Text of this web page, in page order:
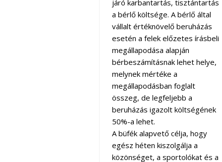
járó karbantartás, tisztántartás
a bérlő költsége. A bérlő által
vállalt értéknövelő beruházás
esetén a felek előzetes írásbeli
megállapodása alapján
bérbeszámításnak lehet helye,
melynek mértéke a
megállapodásban foglalt
összeg, de legfeljebb a
beruházás igazolt költségének
50%-a lehet.
A büfék alapvető célja, hogy
egész héten kiszolgálja a
közönséget, a sportolókat és a